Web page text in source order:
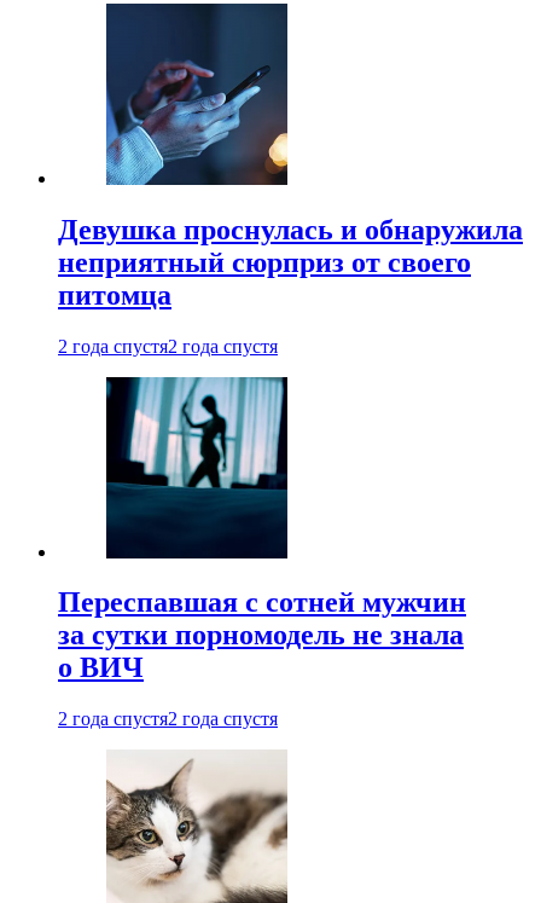
Девушка проснулась и обнаружила
неприятный сюрприз от своего
питомца
2 года спустя2 года спустя
Переспавшая с сотней мужчин
за сутки порномодель не знала
о ВИЧ
2 года спустя2 года спустя